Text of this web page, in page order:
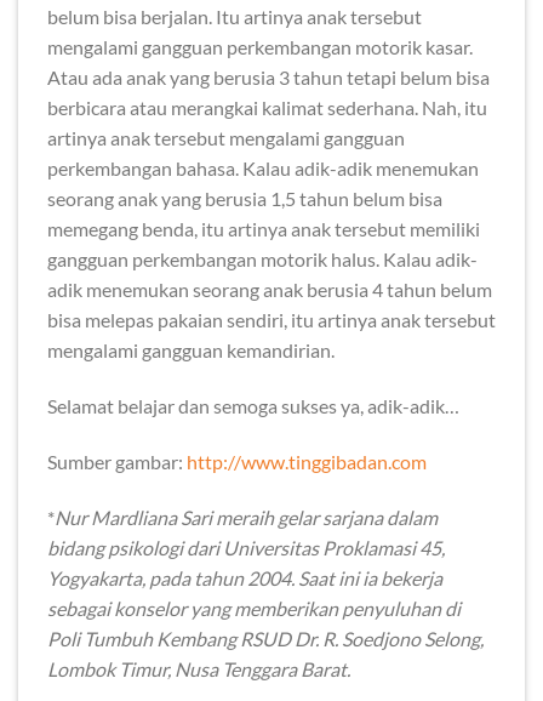
belum bisa berjalan. Itu artinya anak tersebut
mengalami gangguan perkembangan motorik kasar.
Atau ada anak yang berusia 3 tahun tetapi belum bisa
berbicara atau merangkai kalimat sederhana. Nah, itu
artinya anak tersebut mengalami gangguan
perkembangan bahasa. Kalau adik-adik menemukan
seorang anak yang berusia 1,5 tahun belum bisa
memegang benda, itu artinya anak tersebut memiliki
gangguan perkembangan motorik halus. Kalau adik-
adik menemukan seorang anak berusia 4 tahun belum
bisa melepas pakaian sendiri, itu artinya anak tersebut
mengalami gangguan kemandirian.
Selamat belajar dan semoga sukses ya, adik-adik…
Sumber gambar: http://www.tinggibadan.com
*Nur Mardliana Sari meraih gelar sarjana dalam
bidang psikologi dari Universitas Proklamasi 45,
Yogyakarta, pada tahun 2004. Saat ini ia bekerja
sebagai konselor yang memberikan penyuluhan di
Poli Tumbuh Kembang RSUD Dr. R. Soedjono Selong,
Lombok Timur, Nusa Tenggara Barat.